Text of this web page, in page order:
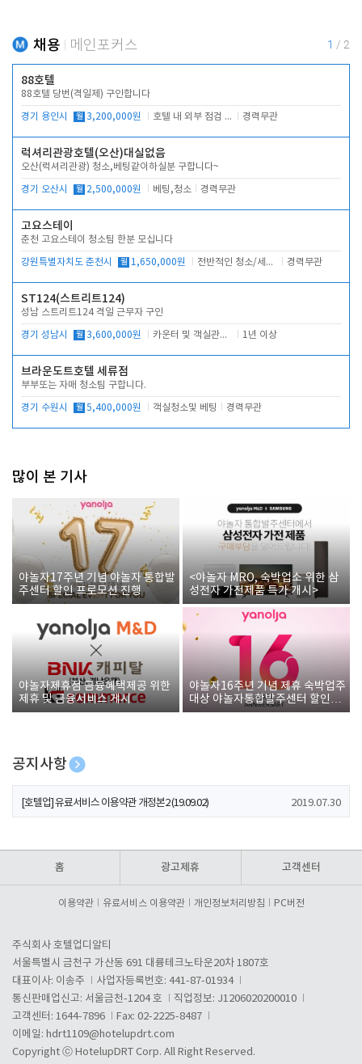
채용 메인포커스 1 / 2
88호텔
88호텔 당번(격일제) 구인합니다
경기 용인시 월 3,200,000원 호텔 내 외부 점검 및 프런트 운영 경력무관
럭셔리관광호텔(오산)대실없음
오산(럭셔리관광) 청소,베팅같이하실분 구합니다~
경기 오산시 월 2,500,000원 베팅,청소 경력무관
고요스테이
춘천 고요스테이 청소팀 한분 모십니다
강원특별자치도 춘천시 월 1,650,000원 전반적인 청소/세탁업무 경력무관
ST124(스트리트124)
성남 스트리트124 격일 근무자 구인
경기 성남시 월 3,600,000원 카운터 및 객실관리 전반 1년 이상
브라운도트호텔 세류점
부부또는 자매 청소팀 구합니다.
경기 수원시 월 5,400,000원 객실청소및 베팅 경력무관
많이 본 기사
야놀자17주년 기념 야놀자 통합발
주센터 할인 프로모션 진행
<야놀자 MRO, 숙박업소 위한 삼
성전자 가전제품 특가 개시>
야놀자제휴점 금융혜택제공 위한
제휴 및 금융서비스 게시
야놀자16주년 기념 제휴 숙박업주
대상 야놀자통합발주센터 할인쿠
폰 증정
공지사항
[호텔업] 개인정보 처리방침 개정본1 (19.09.02)
[호텔업] 유료서비스 이용약관 개정본2 (19.09.02) 2019.07.30
홈 광고제휴 고객센터
이용약관 유료서비스 이용약관 개인정보처리방침 PC버전
주식회사 호텔업디알티
서울특별시 금천구 가산동 691 대륭테크노타운20차 1807호
대표이사: 이송주
사업자등록번호: 441-87-01934
통신판매업신고: 서울금천-1204 호
직업정보: J1206020200010
고객센터: 1644-7896
Fax: 02-2225-8487
이메일: hdrt1109@hotelupdrt.com
Copyright ⓒ HotelupDRT Corp. All Right Reserved.